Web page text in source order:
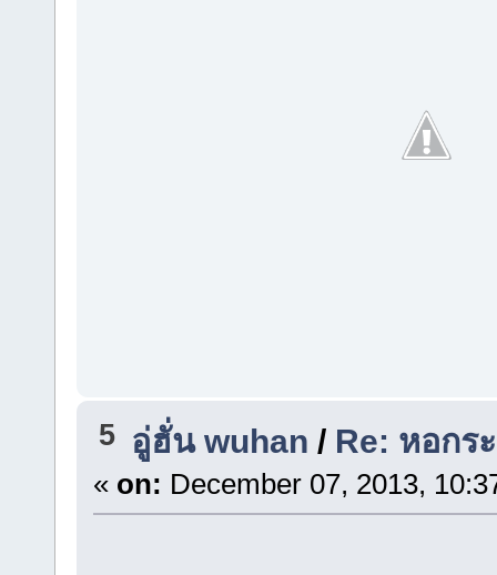
5 อู่ฮั่น wuhan / Re: หอกร
« on: December 07, 2013,